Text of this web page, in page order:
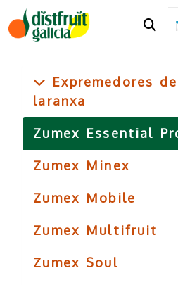
Expremedores
laranxa
Zumex Essential
Zumex Minex
Zumex Mobile
Zumex Multifruit
Zumex Soul